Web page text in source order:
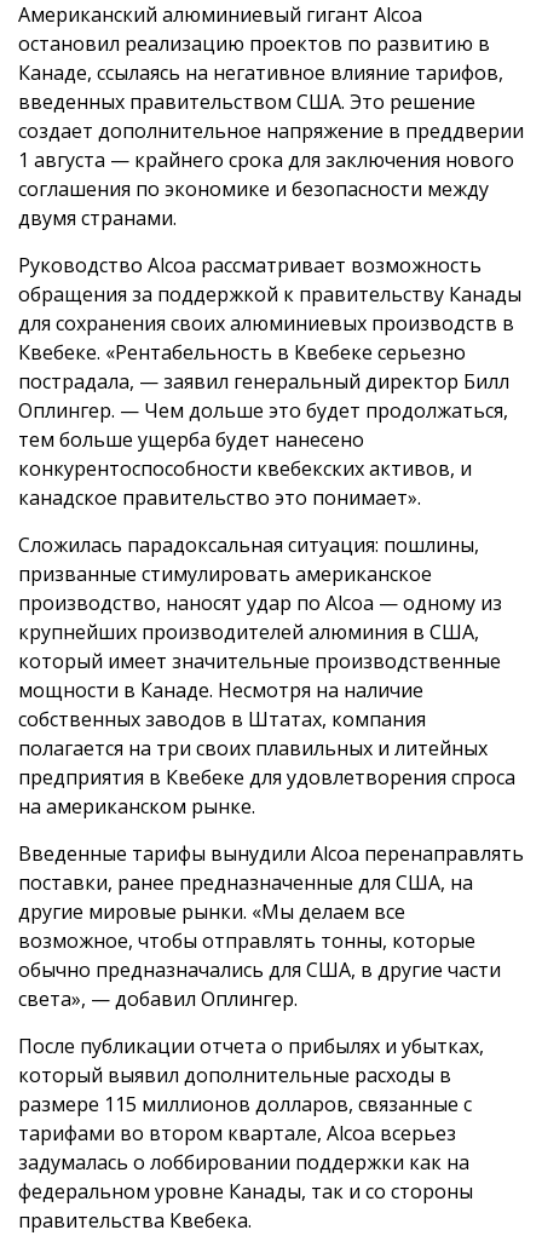
Американский алюминиевый гигант Alcoa
остановил реализацию проектов по развитию в
Канаде, ссылаясь на негативное влияние тарифов,
введенных правительством США. Это решение
создает дополнительное напряжение в преддверии
1 августа — крайнего срока для заключения нового
соглашения по экономике и безопасности между
двумя странами.
Руководство Alcoa рассматривает возможность
обращения за поддержкой к правительству Канады
для сохранения своих алюминиевых производств в
Квебеке. «Рентабельность в Квебеке серьезно
пострадала, — заявил генеральный директор Билл
Оплингер. — Чем дольше это будет продолжаться,
тем больше ущерба будет нанесено
конкурентоспособности квебекских активов, и
канадское правительство это понимает».
Сложилась парадоксальная ситуация: пошлины,
призванные стимулировать американское
производство, наносят удар по Alcoa — одному из
крупнейших производителей алюминия в США,
который имеет значительные производственные
мощности в Канаде. Несмотря на наличие
собственных заводов в Штатах, компания
полагается на три своих плавильных и литейных
предприятия в Квебеке для удовлетворения спроса
на американском рынке.
Введенные тарифы вынудили Alcoa перенаправлять
поставки, ранее предназначенные для США, на
другие мировые рынки. «Мы делаем все
возможное, чтобы отправлять тонны, которые
обычно предназначались для США, в другие части
света», — добавил Оплингер.
После публикации отчета о прибылях и убытках,
который выявил дополнительные расходы в
размере 115 миллионов долларов, связанные с
тарифами во втором квартале, Alcoa всерьез
задумалась о лоббировании поддержки как на
федеральном уровне Канады, так и со стороны
правительства Квебека.